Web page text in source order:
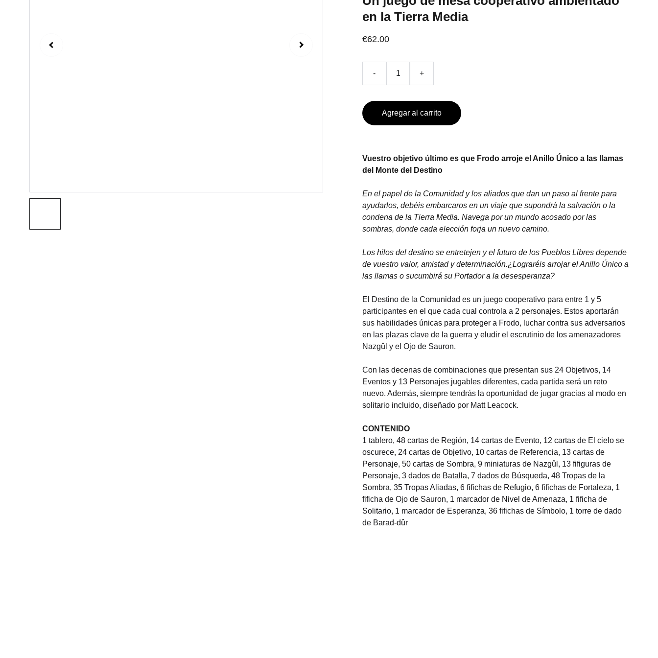
en la Tierra Media
€62.00
- +
Agregar al carrito
Vuestro objetivo último es que Frodo arroje el Anillo Único a las llamas
del Monte del Destino
En el papel de la Comunidad y los aliados que dan un paso al frente para
ayudarlos, debéis embarcaros en un viaje que supondrá la salvación o la
condena de la Tierra Media. Navega por un mundo acosado por las
sombras, donde cada elección forja un nuevo camino.
Los hilos del destino se entretejen y el futuro de los Pueblos Libres depende
de vuestro valor, amistad y determinación.¿Lograréis arrojar el Anillo Único a
las llamas o sucumbirá su Portador a la desesperanza?
El Destino de la Comunidad es un juego cooperativo para entre 1 y 5
participantes en el que cada cual controla a 2 personajes. Estos aportarán
sus habilidades únicas para proteger a Frodo, luchar contra sus adversarios
en las plazas clave de la guerra y eludir el escrutinio de los amenazadores
Nazgûl y el Ojo de Sauron.
Con las decenas de combinaciones que presentan sus 24 Objetivos, 14
Eventos y 13 Personajes jugables diferentes, cada partida será un reto
nuevo. Además, siempre tendrás la oportunidad de jugar gracias al modo en
solitario incluido, diseñado por Matt Leacock.
CONTENIDO
1 tablero, 48 cartas de Región, 14 cartas de Evento, 12 cartas de El cielo se
oscurece, 24 cartas de Objetivo, 10 cartas de Referencia, 13 cartas de
Personaje, 50 cartas de Sombra, 9 miniaturas de Nazgûl, 13 fifiguras de
Personaje, 3 dados de Batalla, 7 dados de Búsqueda, 48 Tropas de la
Sombra, 35 Tropas Aliadas, 6 fifichas de Refugio, 6 fifichas de Fortaleza, 1
fificha de Ojo de Sauron, 1 marcador de Nivel de Amenaza, 1 fificha de
Solitario, 1 marcador de Esperanza, 36 fifichas de Símbolo, 1 torre de dado
de Barad-dûr